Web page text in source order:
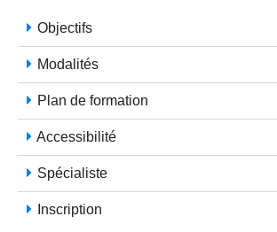
Objectifs
Modalités
Plan de formation
Accessibilité
Spécialiste
Inscription